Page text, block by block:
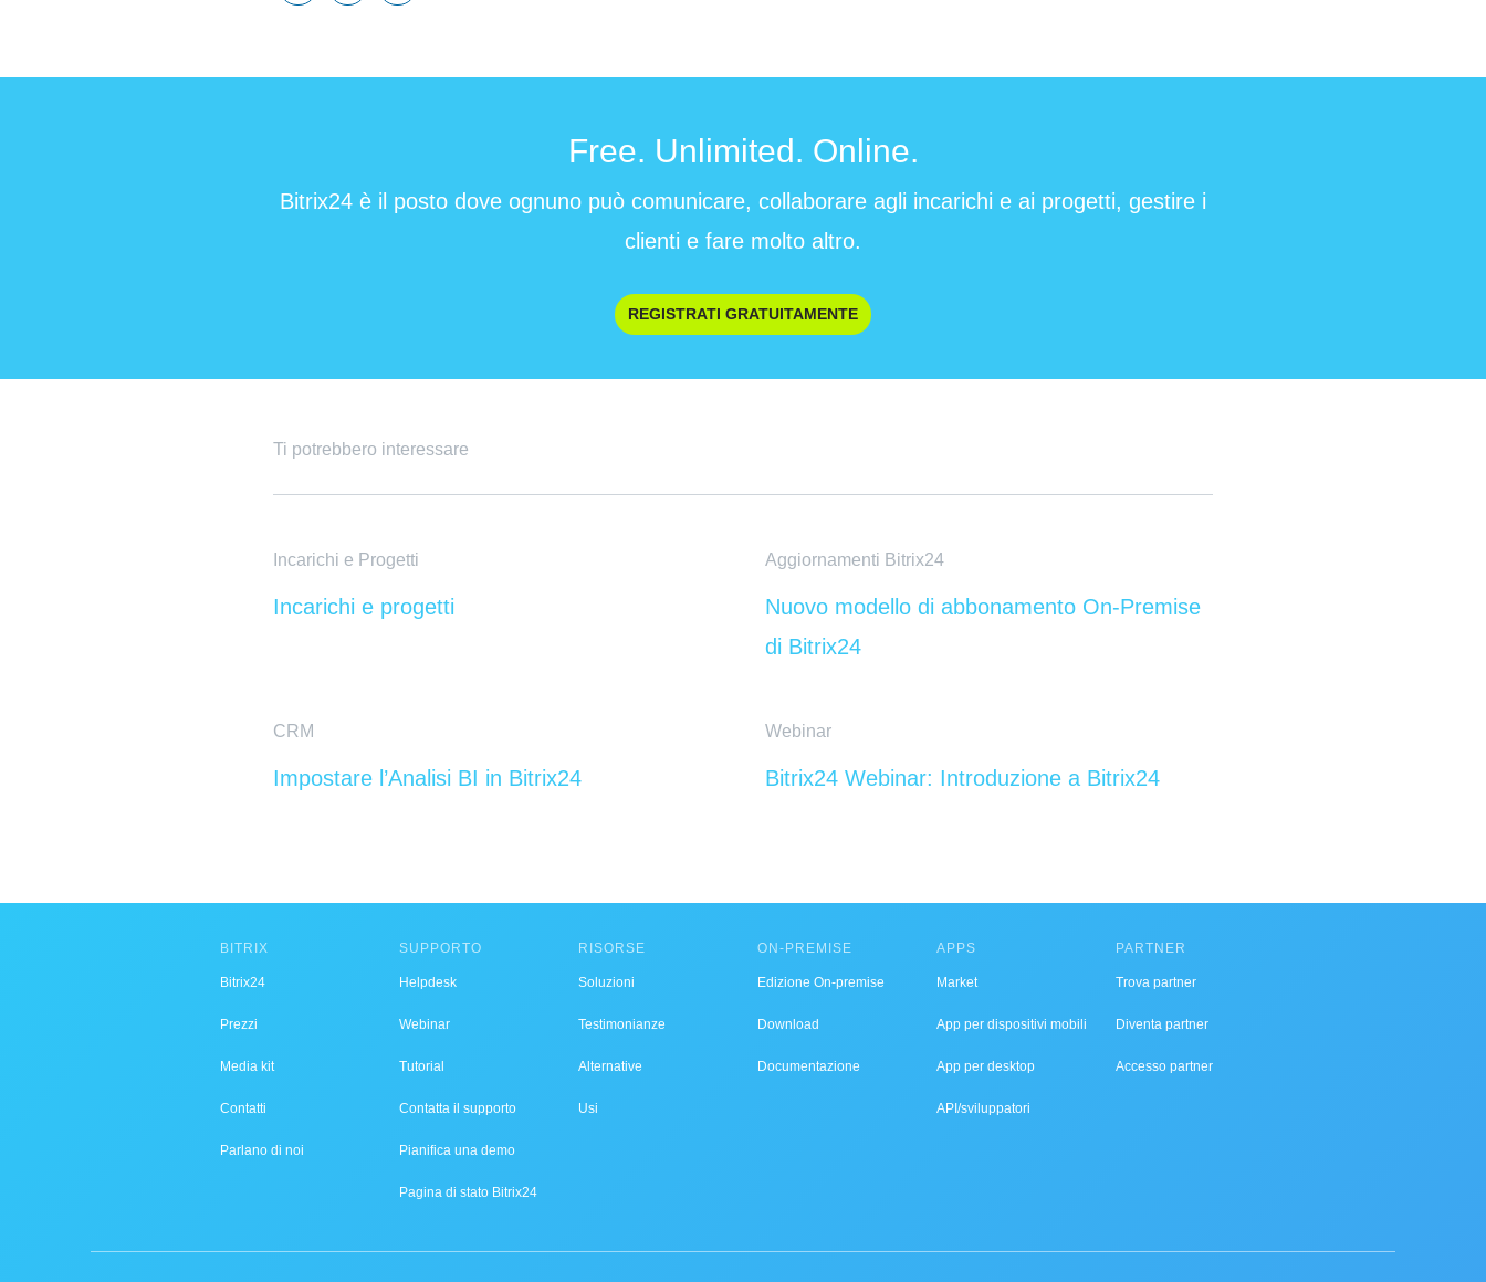
Free. Unlimited. Online.
Bitrix24 è il posto dove ognuno può comunicare, collaborare agli incarichi e ai progetti, gestire i
clienti e fare molto altro.
REGISTRATI GRATUITAMENTE
Ti potrebbero interessare
Incarichi e Progetti
Incarichi e progetti
Aggiornamenti Bitrix24
Nuovo modello di abbonamento On-Premise
di Bitrix24
CRM
Impostare l’Analisi BI in Bitrix24
Webinar
Bitrix24 Webinar: Introduzione a Bitrix24
BITRIX
Bitrix24
Prezzi
Media kit
Contatti
Parlano di noi
SUPPORTO
Helpdesk
Webinar
Tutorial
Contatta il supporto
Pianifica una demo
Pagina di stato Bitrix24
RISORSE
Soluzioni
Testimonianze
Alternative
Usi
ON-PREMISE
Edizione On-premise
Download
Documentazione
APPS
Market
App per dispositivi mobili
App per desktop
API/sviluppatori
PARTNER
Trova partner
Diventa partner
Accesso partner